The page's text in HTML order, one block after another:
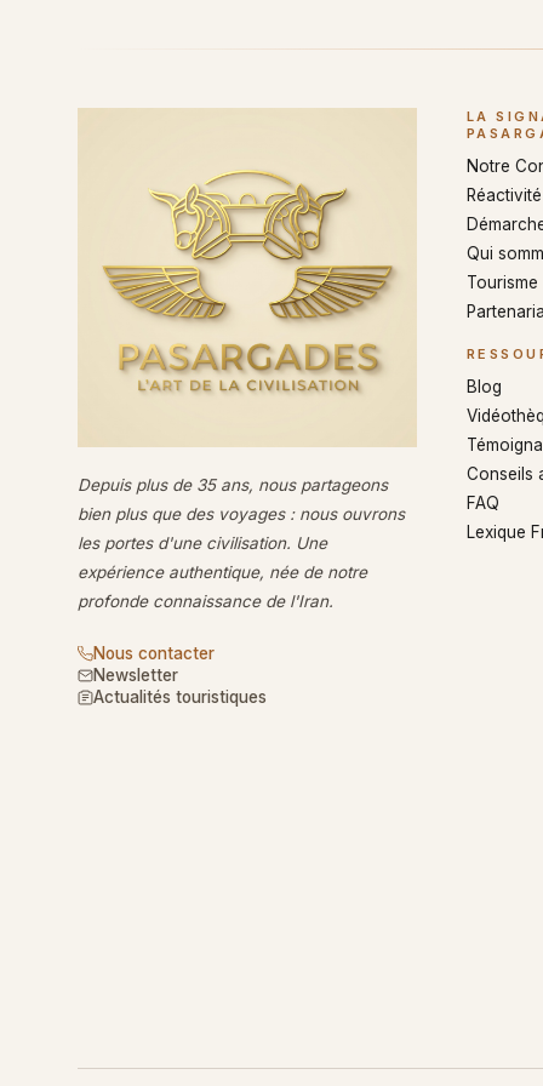
Depuis plus de 35 ans, nous partageons
bien plus que des voyages : nous ouvrons
les portes d'une civilisation. Une
expérience authentique, née de notre
profonde connaissance de l'Iran.
Nous contacter
Newsletter
Actualités touristiques
LA
Notre
Qui
Tourisme
Blog
Conseils
FAQ
Lexique